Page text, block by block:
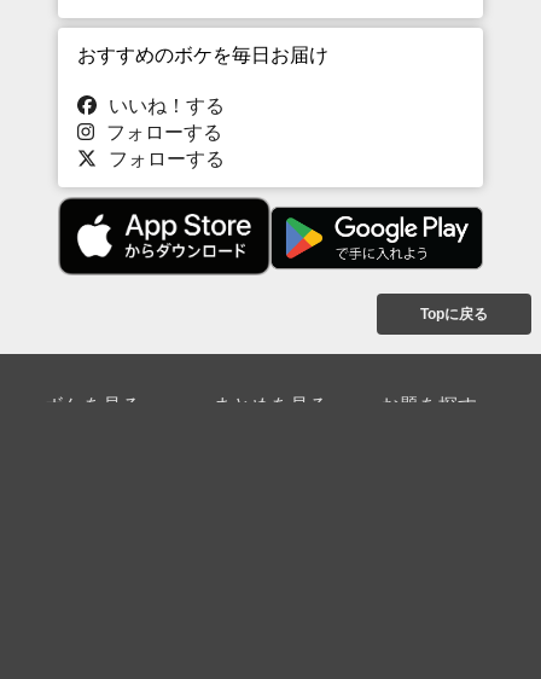
おすすめのボケを毎日お届け
いいね！する
フォローする
フォローする
Topに戻る
ボケを見る まとめを見る お題を探す